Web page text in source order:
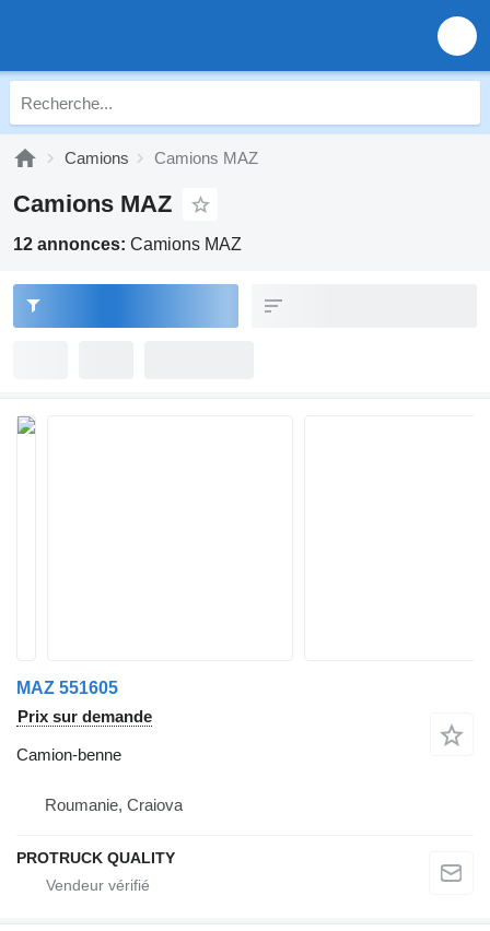
Camions Camions MAZ
Camions MAZ
12 annonces: Camions MAZ
MAZ 551605
Prix sur demande
Camion-benne
Roumanie, Craiova
PROTRUCK QUALITY